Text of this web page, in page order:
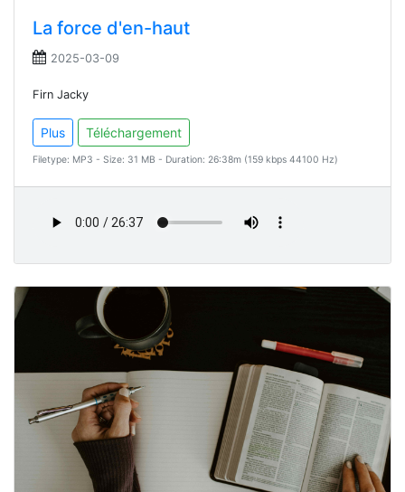
La force d'en-haut
2025-03-09
Firn Jacky
Plus Téléchargement
Filetype: MP3 - Size: 31 MB - Duration: 26:38m (159 kbps 44100 Hz)